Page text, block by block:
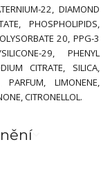
22, DIAMOND
PHOSPHOLIPIDS,
20, PPG-3
29, PHENYL
CITRATE, SILICA,
PARFUM, LIMONENE,
CITRONELLOL.